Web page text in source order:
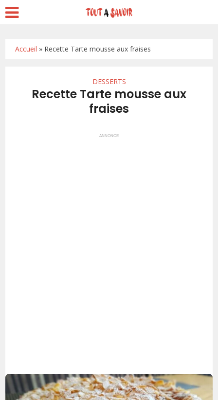
Accueil » Recette Tarte mousse aux fraises
DESSERTS
Recette Tarte mousse aux
fraises
ANNONCE